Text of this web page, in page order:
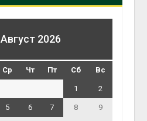
Август 2026
Ср Чт Пт Сб Вс
1 2
5 6 7 8 9